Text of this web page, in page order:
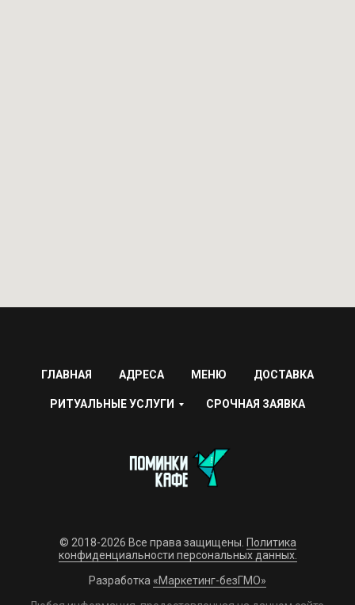
ГЛАВНАЯ АДРЕСА МЕНЮ ДОСТАВКА
РИТУАЛЬНЫЕ УСЛУГИ СРОЧНАЯ ЗАЯВКА
© 2018-2026 Все права защищены. Политика
конфиденциальности персональных данных.
Разработка «Маркетинг-безГМО»